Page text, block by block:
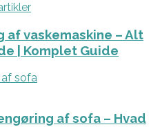
af vaskemaskine – Alt
| Komplet Guide
af sofa – Hvad